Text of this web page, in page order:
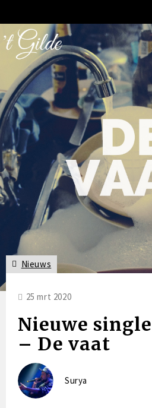
Nieuws
Nieuwe
– De vaat
Surya
25 mrt 2020